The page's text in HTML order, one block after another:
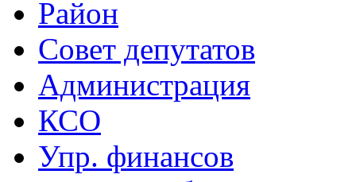
Район
Совет депутатов
Администрация
КСО
Упр. финансов